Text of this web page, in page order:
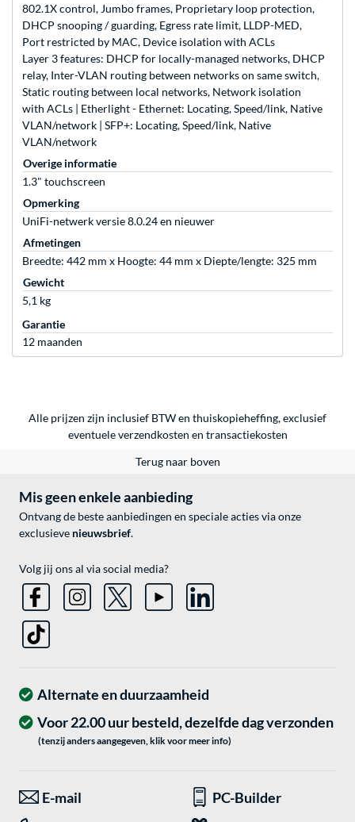
802.1X control, Jumbo frames, Proprietary loop protection,
DHCP snooping / guarding, Egress rate limit, LLDP-MED,
Port restricted by MAC, Device isolation with ACLs
Layer 3 features: DHCP for locally-managed networks, DHCP
relay, Inter-VLAN routing between networks on same switch,
Static routing between local networks, Network isolation
with ACLs | Etherlight - Ethernet: Locating, Speed/link, Native
VLAN/network | SFP+: Locating, Speed/link, Native
VLAN/network
Overige informatie
1.3" touchscreen
Opmerking
UniFi-netwerk versie 8.0.24 en nieuwer
Afmetingen
Breedte: 442 mm x Hoogte: 44 mm x Diepte/lengte: 325 mm
Gewicht
5,1 kg
Garantie
12 maanden
Alle prijzen zijn inclusief BTW en thuiskopieheffing, exclusief
eventueleverzendkosten en transactiekosten
Terug naar boven
Mis geen enkele aanbieding
Ontvang de beste aanbiedingen en speciale acties via onze
exclusieve nieuwsbrief.
Volg jij ons al via social media?
Alternate en duurzaamheid
Voor 22.00 uur besteld, dezelfde dag verzonden
(tenzij anders aangegeven, klik voor meer info)
E-mail
PC-Builder